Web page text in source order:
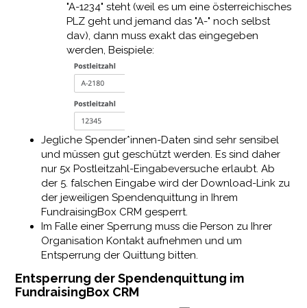
"A-1234" steht (weil es um eine österreichisches
PLZ geht und jemand das "A-" noch selbst
dav), dann muss exakt das eingegeben
werden, Beispiele:
Jegliche Spender*innen-Daten sind sehr sensibel
und müssen gut geschützt werden. Es sind daher
nur 5x Postleitzahl-Eingabeversuche erlaubt. Ab
der 5. falschen Eingabe wird der Download-Link zu
der jeweiligen Spendenquittung in Ihrem
FundraisingBox CRM gesperrt.
Im Falle einer Sperrung muss die Person zu Ihrer
Organisation Kontakt aufnehmen und um
Entsperrung der Quittung bitten.
Entsperrung der Spendenquittung im
FundraisingBox CRM